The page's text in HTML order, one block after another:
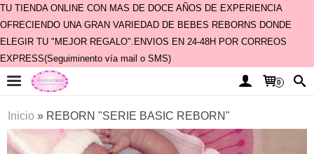
TU TIENDA ONLINE CON MAS DE DOCE AÑOS DE EXPERIENCIA
OFRECIENDO UNA GRAN VARIEDAD DE BEBES REBORNS DONDE
ELEGIR TU "MEJOR REGALO".ENVIOS EN 24-48H POR CORREOS
EXPRESS(Seguiminento vía mail o SMS)
0
Inicio » REBORN "SERIE BASIC REBORN"